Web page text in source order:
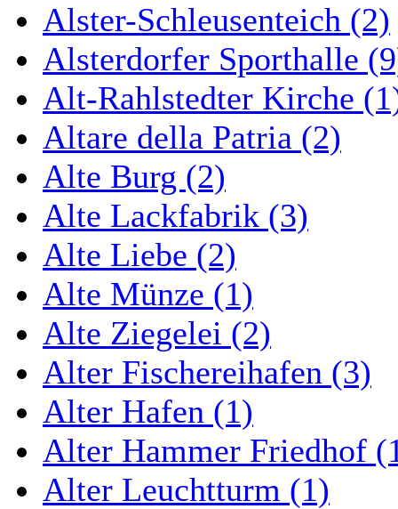
Alster-Schleusenteich (2)
Alsterdorfer Sporthalle
Alt-Rahlstedter Kirche
Altare della Patria (2)
Alte Burg (2)
Alte Lackfabrik (3)
Alte Liebe (2)
Alte Münze (1)
Alte Ziegelei (2)
Alter Fischereihafen (3)
Alter Hafen (1)
Alter Hammer Friedhof
Alter Leuchtturm (1)